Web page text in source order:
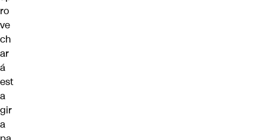
ro
ve
ch
ar
á
est
a
gir
a